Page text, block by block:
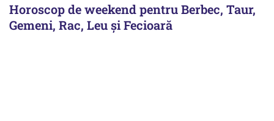
Horoscop de weekend pentru Berbec, Taur,
Gemeni, Rac, Leu și Fecioară